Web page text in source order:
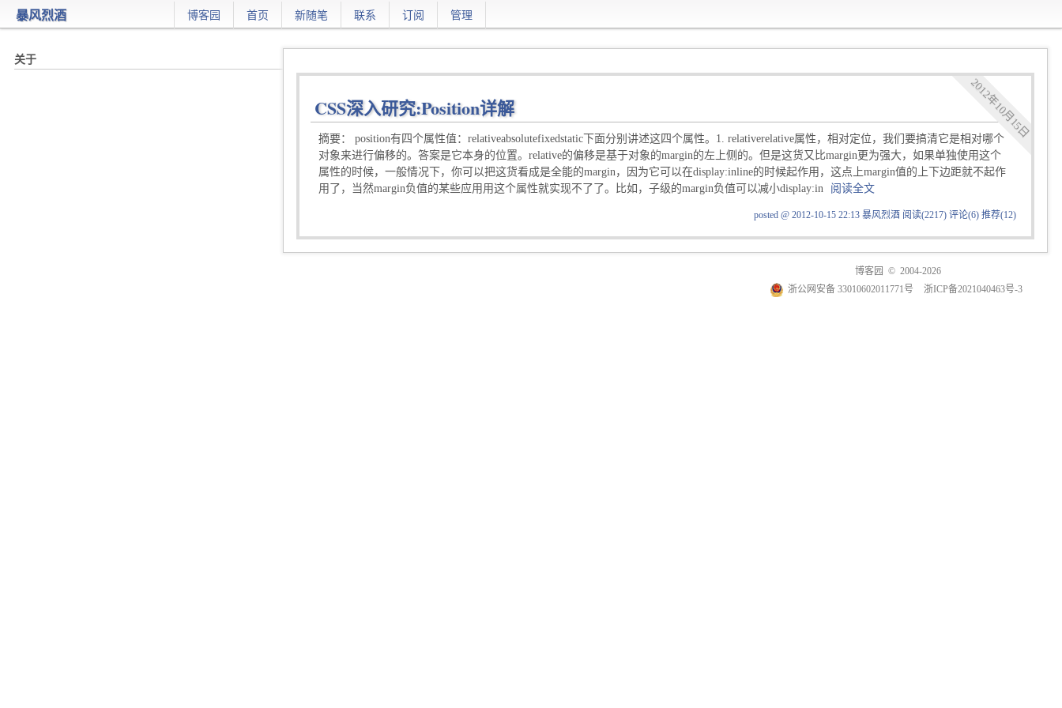
暴风烈酒 博客园 首页 新随笔 联系 订阅 管理
2012年10月15日
CSS深入研究:Position详解
摘要： position有四个属性值：relativeabsolutefixedstatic下面分别讲述这四个属性。1. relativerelative属性，相对定位，我们要搞清它是相对哪个
对象来进行偏移的。答案是它本身的位置。relative的偏移是基于对象的margin的左上侧的。但是这货又比margin更为强大，如果单独使用这个
属性的时候，一般情况下，你可以把这货看成是全能的margin，因为它可以在display:inline的时候起作用，这点上margin值的上下边距就不起作
用了，当然margin负值的某些应用用这个属性就实现不了了。比如，子级的margin负值可以减小display:in
阅读全文
posted @ 2012-10-15 22:13 暴风烈酒 阅读(2217) 评论(6) 推荐(12)
博客园 © 2004-2026
浙公网安备 33010602011771号
浙ICP备2021040463号-3